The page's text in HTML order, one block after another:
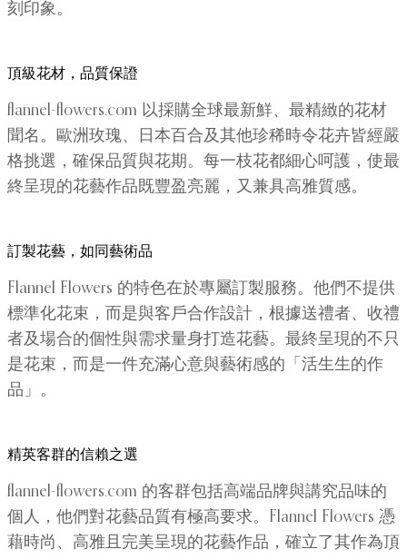
刻印象。
頂級花材，品質保證
flannel-flowers.com 以採購全球最新鮮、最精緻的花材
聞名。歐洲玫瑰、日本百合及其他珍稀時令花卉皆經嚴
格挑選，確保品質與花期。每一枝花都細心呵護，使最
終呈現的花藝作品既豐盈亮麗，又兼具高雅質感。
訂製花藝，如同藝術品
Flannel Flowers 的特色在於專屬訂製服務。他們不提供
標準化花束，而是與客戶合作設計，根據送禮者、收禮
者及場合的個性與需求量身打造花藝。最終呈現的不只
是花束，而是一件充滿心意與藝術感的「活生生的作
品」。
精英客群的信賴之選
flannel-flowers.com 的客群包括高端品牌與講究品味的
個人，他們對花藝品質有極高要求。Flannel Flowers 憑
藉時尚、高雅且完美呈現的花藝作品，確立了其作為頂